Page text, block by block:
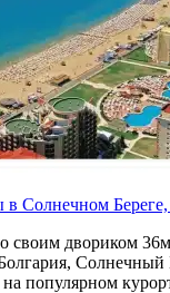
Солнечном Береге,
своим двориком
Солнечный
популярном